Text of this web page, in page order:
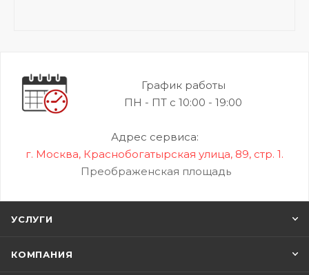
График работы
ПН - ПТ с 10:00 - 19:00
Адрес сервиса:
г. Москва, Краснобогатырская улица, 89, стр. 1.
Преображенская площадь
УСЛУГИ
КОМПАНИЯ